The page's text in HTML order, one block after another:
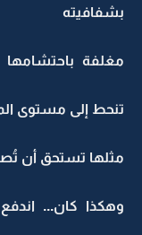
بشفافيته
مغلفة
تنحط إلى مستوى
مثلها تستحق أن
وهكذا كان...